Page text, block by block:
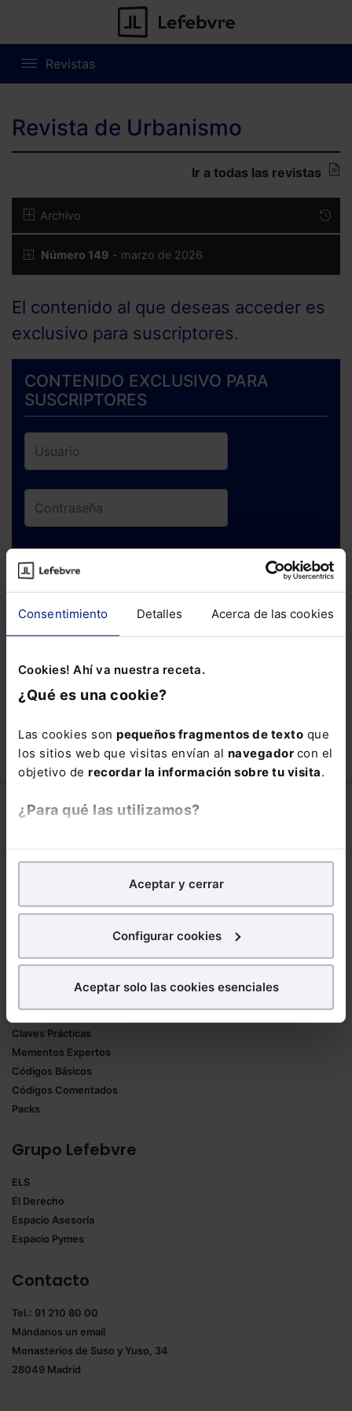
Consentimiento Detalles Acerca de las cookies
Cookies! Ahí va nuestra receta.
¿Qué es una cookie?
Las cookies son pequeños fragmentos de texto que
los sitios web que visitas envían al navegador con el
objetivo de recordar la información sobre tu visita.
¿Para qué las utilizamos?
analíticospara tratar demejorar tu experienciaen
nuestra página web. También con fines publicitarios,
para poder mostrarte publicidad y contenidos de tu
¿Qué puedes hacer?
experiencia en la web sea óptima
Puedesaceptar solo las esenciales
todas las cookies excepto aquellas imprescindibles.
También puedes
seleccionar solo aquellas que quieras permitir en tu
navegador. Si no seleccionas ninguna utilizaremos
Aceptar y cerrar
Configurar cookies
Aceptar solo las cookies esenciales
Revistas
Revista de Urbanismo
Ir a todas las revistas
Archivo
Número 149 - marzo de 2026
El contenido al que deseas acceder es
exclusivo para suscriptores.
CONTENIDO EXCLUSIVO PARA
SUSCRIPTORES
ENTRAR
¿Has olvidado tu contraseña?
Si todavía no te has suscrito, no pierdas
está oportunidad y adquiere tu acceso
110,00€ 66,00€
COMPRAR
Corporativo
Nuestro equipo
Librerías asociadas
Formularios Jurídicos
Manuales de Derecho
Claves Prácticas
Mementos Expertos
Códigos Básicos
Códigos Comentados
Packs
Grupo Lefebvre
ELS
El Derecho
Espacio Asesoría
Espacio Pymes
Contacto
Tel.: 91 210 80 00
Mándanos un email
Monasterios de Suso y Yuso, 34
28049 Madrid